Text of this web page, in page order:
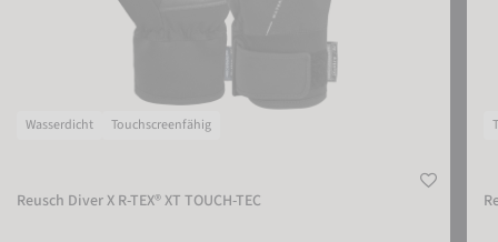
Wasserdicht Touchscreenfähig
Reusch Diver X R-TEX® XT TOUCH-TEC